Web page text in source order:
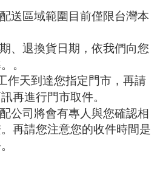
送區域範圍目前僅限台灣本
、退換貨日期，依我們向您
。
作天到達您指定門市，再請
再進行門市取件。
配公司將會有專人與您確認相
再請您注意您的收件時間是